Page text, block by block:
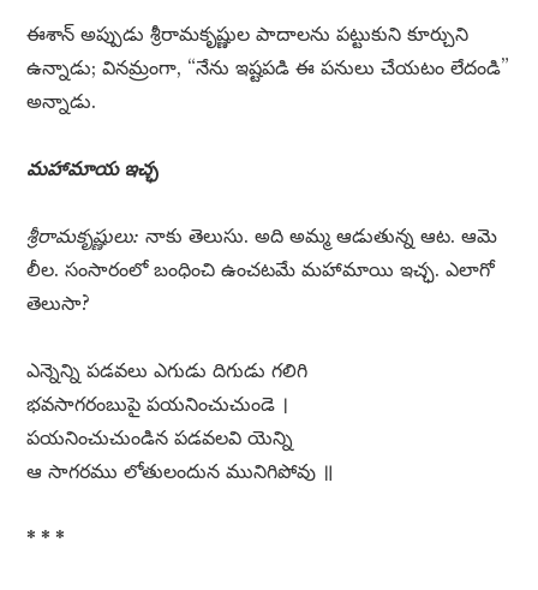
ఈశాన్ అప్పుడు శ్రీరామకృష్ణుల పాదాలను పట్టుకుని కూర్చుని
ఉన్నాడు; వినమ్రంగా, “నేను ఇష్టపడి ఈ పనులు చేయటం లేదండి”
అన్నాడు.
మహామాయ ఇచ్ఛ
శ్రీరామకృష్ణులు: నాకు తెలుసు. అది అమ్మ ఆడుతున్న ఆట. ఆమె
లీల. సంసారంలో బంధించి ఉంచటమే మహామాయి ఇచ్ఛ. ఎలాగో
తెలుసా?
ఎన్నెన్ని పడవలు ఎగుడు దిగుడు గలిగి
భవసాగరంబుపై పయనించుచుండె ।
పయనించుచుండిన పడవలవి యెన్ని
ఆ సాగరము లోతులందున మునిగిపోవు ॥
* * *